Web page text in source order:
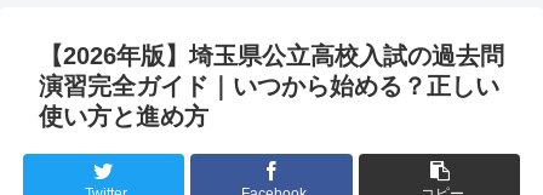
【2026年版】埼玉県公立高校入試の過去問
演習完全ガイド｜いつから始める？正しい
使い方と進め方